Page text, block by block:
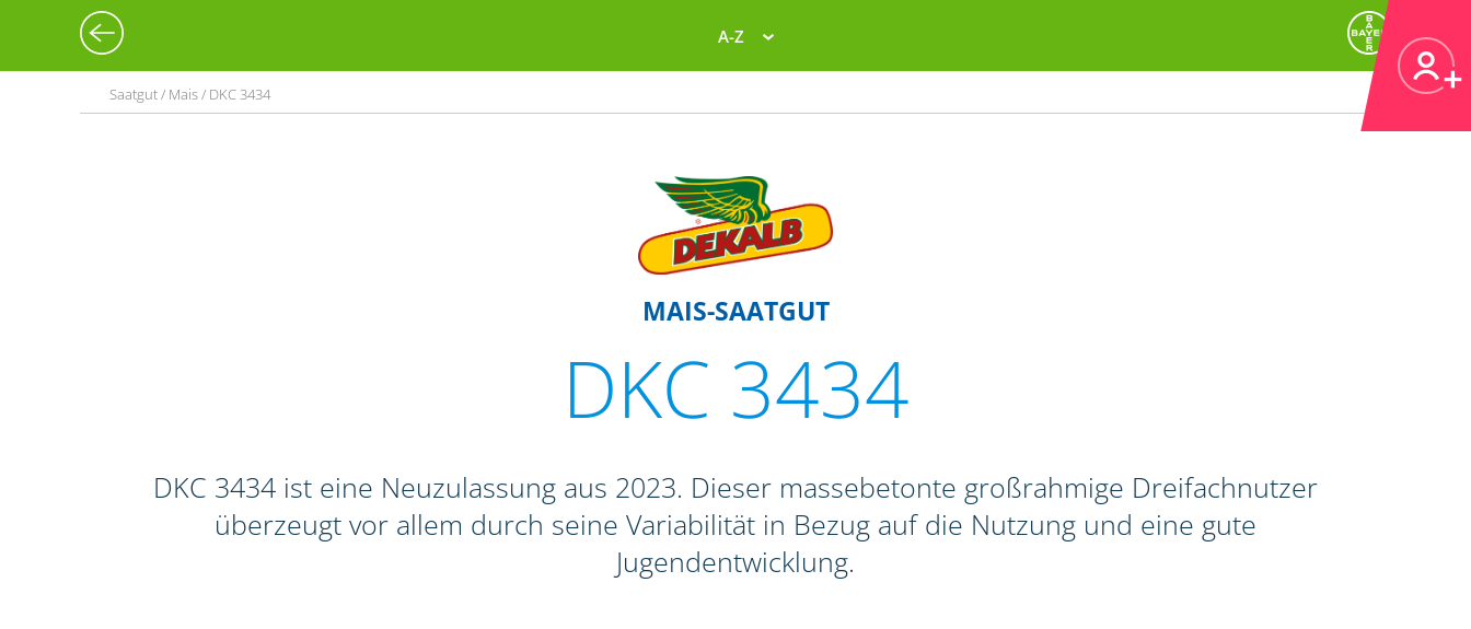
A-Z
Saatgut / Mais / DKC 3434
MAIS-SAATGUT
DKC 3434
DKC 3434 ist eine Neuzulassung aus 2023. Dieser massebetonte großrahmige Dreifachnutzer
überzeugt vor allem durch seine Variabilität in Bezug auf die Nutzung und eine gute
Jugendentwicklung.